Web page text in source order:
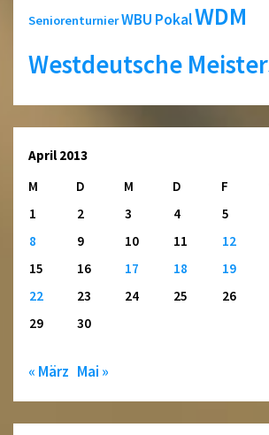
SeniorenturnierWBU PokalWDM
Westdeutsche
April 2013
M
D M D F
1
2 3 4 5
8
9 10 11 12
15
16 17 18 19
22
23 24 25 26
29
30
« März Mai »